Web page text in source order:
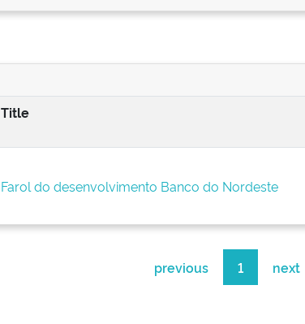
Title
Farol do desenvolvimento Banco do Nordeste
previous 1 next